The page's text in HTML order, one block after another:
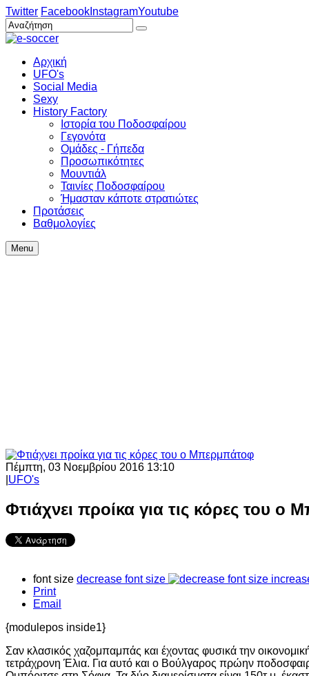
Twitter Facebook InstagramYoutube
Αρχική
UFO's
Social Media
Sexy
History Factory
Ιστορία του Ποδοσφαίρου
Γεγονότα
Ομάδες - Γήπεδα
Προσωπικότητες
Μουντιάλ
Ταινίες Ποδοσφαίρου
Ήμασταν κάποτε στρατιώτες
Προτάσεις
Βαθμολογίες
Menu
Πέμπτη, 03 Νοεμβρίου 2016 13:10
UFO's
Φτιάχνει προίκα για τις κόρες του ο
font size decrease font size
Print
Email
{modulepos inside1}
Σαν κλασικός χαζομπαμπάς και έχοντας φυσικά την
τετράχρονη Έλια. Για αυτό και ο Βούλγαρος πρώην